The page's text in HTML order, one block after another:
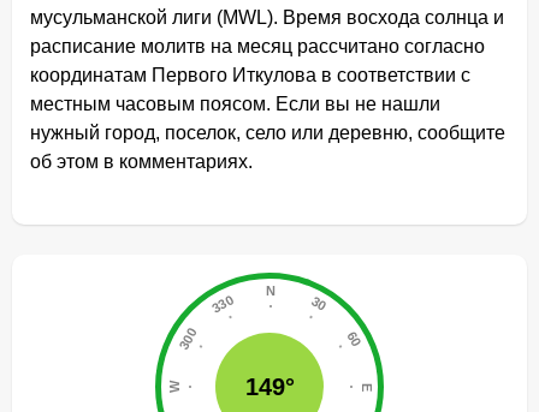
мусульманской лиги (MWL). Время восхода солнца и
расписание молитв на месяц рассчитано согласно
координатам Первого Иткулова в соответствии с
местным часовым поясом. Если вы не нашли
нужный город, поселок, село или деревню, сообщите
об этом в комментариях.
149°